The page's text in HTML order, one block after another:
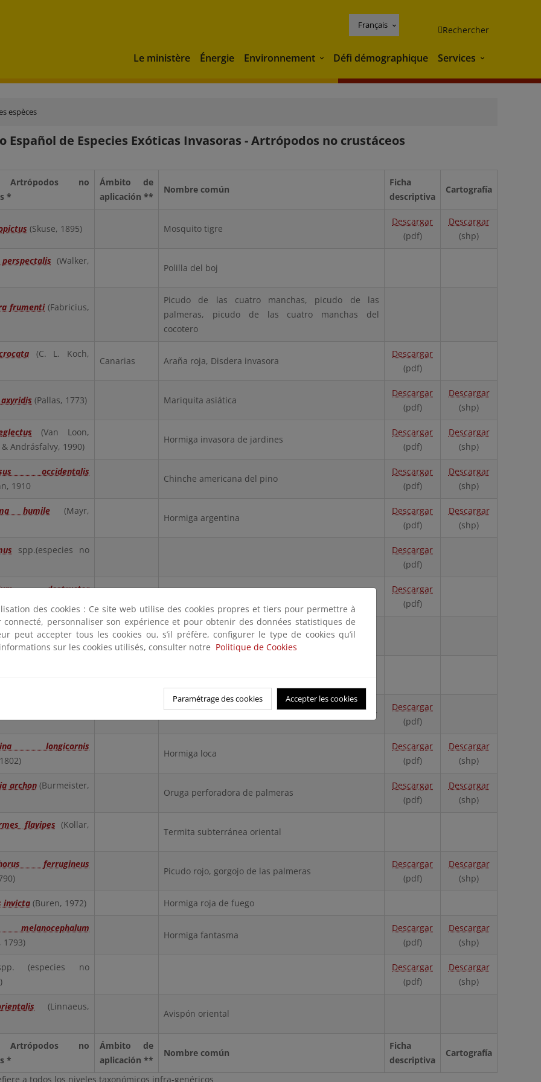
Français Rechercher
Le ministère Énergie Environnement Environnement
Défi démographique Services Services
espèces
Español de Especies Exóticas Invasoras - Artrópodos no crustáceos
Artrópodos no
*
Ámbito de
aplicación **
Nombre común
Ficha
descriptiva
Cartografía
(Skuse, 1895) Mosquito tigre
Descargar
(pdf)
Descargar
(shp)
(Walker,
Polilla del boj
frumenti(Fabricius,
Picudo de las cuatro manchas, picudo de las
palmeras, picudo de las cuatro manchas del
cocotero
(C. L. Koch,
Canarias Araña roja, Disdera invasora
Descargar
(pdf)
(Pallas, 1773) Mariquita asiática
Descargar
(pdf)
Descargar
(shp)
(Van Loon,
Andrásfalvy, 1990)
Hormiga invasora de jardines
Descargar
(pdf)
Descargar
(shp)
occidentalis
1910
Chinche americana del pino
Descargar
(pdf)
Descargar
(shp)
humile (Mayr,
Hormiga argentina
Descargar
(pdf)
Descargar
(shp)
spp.(especies no
Descargar
(pdf)
destructor
Descargar
(pdf)
(Linnaeus, 1758)
Hormiga faraón
Milpiés portugués, milpiés cardador, milpiés invasor
Descargar
(pdf)
longicornis
Hormiga loca
Descargar
(pdf)
Descargar
(shp)
archon(Burmeister,
Oruga perforadora de palmeras
Descargar
(pdf)
Descargar
(shp)
flavipes (Kollar,
Termita subterránea oriental
ferrugineus
Picudo rojo, gorgojo de las palmeras
Descargar
(pdf)
Descargar
(shp)
invicta (Buren, 1972) Hormiga roja de fuego
melanocephalum
1793)
Hormiga fantasma
Descargar
(pdf)
Descargar
(shp)
(especies no
Descargar
(pdf)
Descargar
(shp)
(Linnaeus,
Avispón oriental
Artrópodos no
*
Ámbito de
aplicación **
Nombre común
Ficha
descriptiva
Cartografía
a todos los niveles taxonómicos infra-genéricos
des cookies : Ce site web utilise des cookies propres et tiers pour permettre à
connecté, personnaliser son expérience et pour obtenir des données statistiques de
peut accepter tous les cookies ou, s’il préfère, configurer le type de cookies qu’il
sur les cookies utilisés, consulter notre Politique de Cookies
Paramétrage des cookies Accepter les cookies